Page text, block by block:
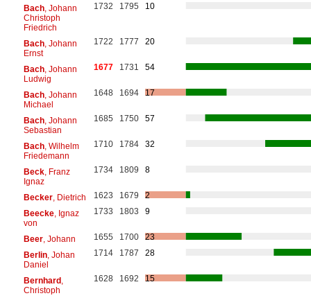
Bach, Johann
Christoph
Friedrich
1732 1795 10
Bach, Johann
Ernst
1722 1777 20
Bach, Johann
Ludwig
1677 1731 54
Bach, Johann
Michael
1648 1694 17
Bach, Johann
Sebastian
1685 1750 57
Bach, Wilhelm
Friedemann
1710 1784 32
Beck, Franz
Ignaz
1734 1809 8
Becker, Dietrich 1623 1679
2
Beecke, Ignaz
von
1733 1803 9
Beer, Johann 1655 1700
23
Berlin, Johan
Daniel
1714 1787 28
Bernhard,
Christoph
1628 1692 15